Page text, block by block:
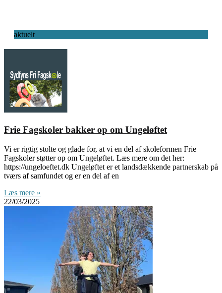
aktuelt
Frie Fagskoler bakker op om Ungeløftet
Vi er rigtig stolte og glade for, at vi en del af skoleformen Frie
Fagskoler støtter op om Ungeløftet. Læs mere om det her:
https://ungeloeftet.dk Ungeløftet er et landsdækkende partnerskab på
tværs af samfundet og er en del af en
Læs mere »
22/03/2025